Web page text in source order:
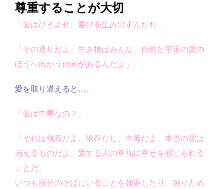
尊重することが大切
「愛はひきよせ、喜びを生み出すんだわ」
「その通りだよ、生き物はみんな、自然と宇宙の愛の
ほうへ向かう傾向があるんだよ」
愛を取り違えると…。
「愛は中毒なの？」
「それは執着だよ。依存だし、中毒だよ。本当の愛は
与えるものだよ。愛する人の幸福に幸せを感じられる
ことだ。
いつも自分のそばにいることを強要したり、独り占め